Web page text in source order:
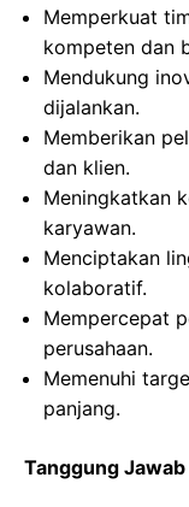
Memperkuat
kompeten dan
Mendukung
dijalankan.
Memberikan
dan klien.
Meningkatkan
karyawan.
Menciptakan
kolaboratif.
Mempercepat
perusahaan.
Memenuhi
panjang.
Tanggung Jawab